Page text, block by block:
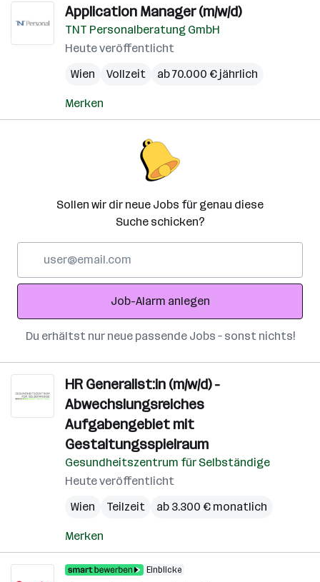
Application Manager (m/w/d)
TNT Personalberatung GmbH
Heute veröffentlicht
Wien
Vollzeit ab 70.000 € jährlich
Merken
Sollen wir dir neue Jobs für genau diese
Suche schicken?
Adresse
Job-Alarm anlegen
Du erhältst nur neue passende Jobs – sonst nichts!
HR Generalist:in (m/w/d) -
Abwechslungsreiches
Aufgabengebiet mit
Gestaltungsspielraum
Gesundheitszentrum für Selbständige
Heute veröffentlicht
Wien
Teilzeit ab 3.300 € monatlich
Merken
Einblicke